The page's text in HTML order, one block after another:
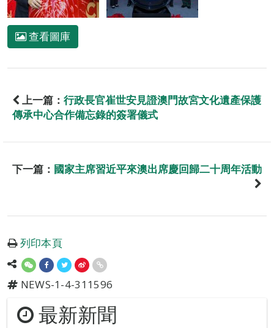
查看圖庫
上一篇： 行政長官崔世安見證澳門故宮文化遺產保護
傳承中心合作備忘錄的簽署儀式
下一篇： 國家主席習近平來澳出席慶回歸二十周年活動
列印本頁
NEWS-1-4-311596
最新新聞